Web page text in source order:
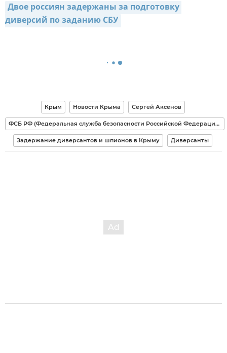
Двое россиян задержаны за подготовку
диверсий по заданию СБУ
Крым Новости Крыма Сергей Аксенов
ФСБ РФ (Федеральная служба безопасности Российской Федерации)
Задержание диверсантов и шпионов в Крыму Диверсанты